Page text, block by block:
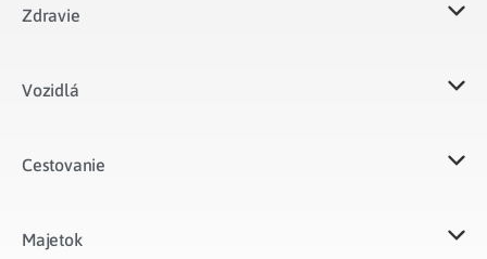
Zdravie
Vozidlá​
Cestovanie
Majetok​